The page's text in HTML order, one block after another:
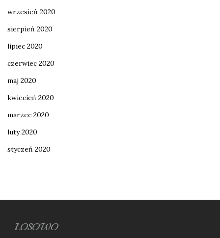
wrzesień 2020
sierpień 2020
lipiec 2020
czerwiec 2020
maj 2020
kwiecień 2020
marzec 2020
luty 2020
styczeń 2020
LOSOWO